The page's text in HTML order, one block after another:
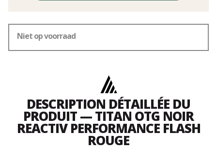
Niet op voorraad
DESCRIPTION DÉTAILLÉE DU
PRODUIT — TITAN OTG NOIR
REACTIV PERFORMANCE FLASH
ROUGE